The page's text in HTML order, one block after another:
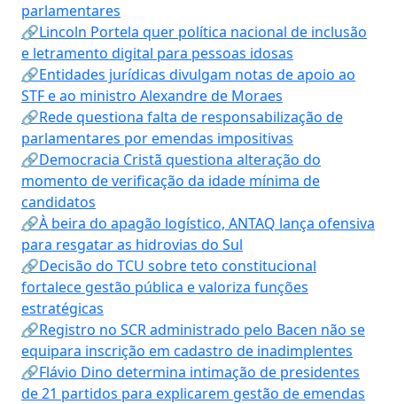
parlamentares
🔗Lincoln Portela quer política nacional de inclusão
e letramento digital para pessoas idosas
🔗Entidades jurídicas divulgam notas de apoio ao
STF e ao ministro Alexandre de Moraes
🔗Rede questiona falta de responsabilização de
parlamentares por emendas impositivas
🔗Democracia Cristã questiona alteração do
momento de verificação da idade mínima de
candidatos
🔗À beira do apagão logístico, ANTAQ lança ofensiva
para resgatar as hidrovias do Sul
🔗Decisão do TCU sobre teto constitucional
fortalece gestão pública e valoriza funções
estratégicas
🔗Registro no SCR administrado pelo Bacen não se
equipara inscrição em cadastro de inadimplentes
🔗Flávio Dino determina intimação de presidentes
de 21 partidos para explicarem gestão de emendas